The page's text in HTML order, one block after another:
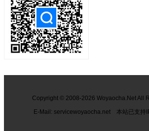
Copyright © 2008-2026 Woyaocha.Net All
E-Mail: servicewoyaocha.net 本站已支持